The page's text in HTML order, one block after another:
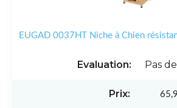
EUGAD 0037HT Niche à Chien
Pas